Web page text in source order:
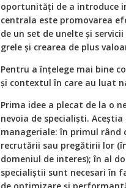
oportunităţi de a introduce
centrala este promovarea
de un set de unelte şi
grele şi crearea de plus
Pentru a înţelege mai bine
şi contextul în care au luat
Prima idee a plecat de la o
nevoia de specialişti.
manageriale: în primul rând
recrutării sau pregătirii lor
domeniul de interes); în al
specialiştii sunt necesari în